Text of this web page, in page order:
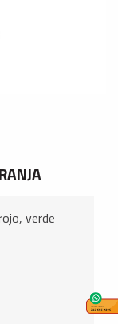
verde